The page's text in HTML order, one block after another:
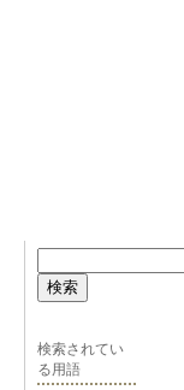
検索
検索されてい
る用語